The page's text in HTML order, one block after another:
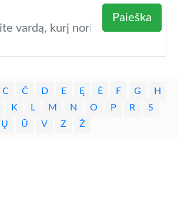
Paieška
C Č D E Ę Ė F G
H
K L M N O P R
S
Ų Ū V Z Ž